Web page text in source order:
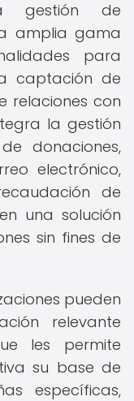
gestión de
amplia gama
para
captación de
relaciones con
la gestión
donaciones,
electrónico,
de
una solución
sin fines de
pueden
relevante
les permite
su base de
específicas,